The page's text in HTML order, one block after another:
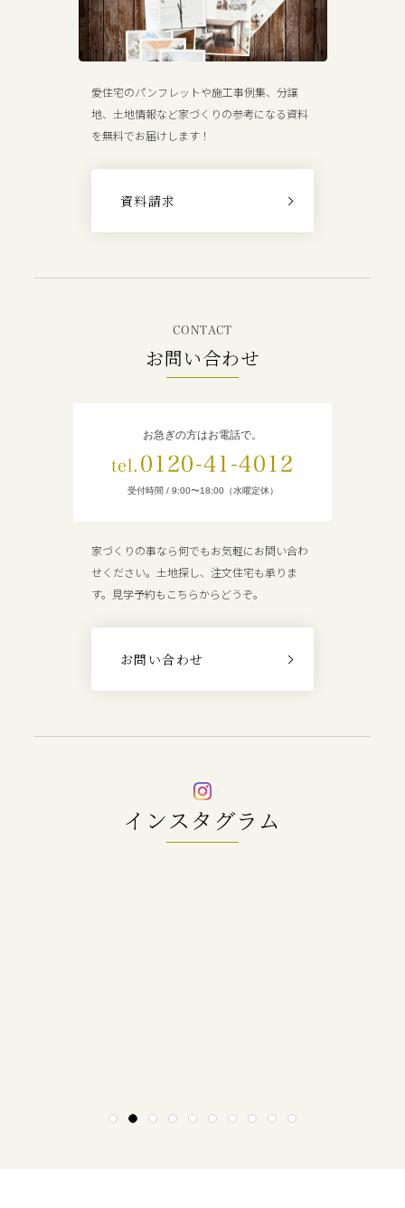
愛住宅のパンフレットや施工事例集、分譲
地、土地情報など家づくりの参考になる資料
を無料でお届けします！
資料請求
インスタグラム
1 2 3 4 5 6 7 8 9 10
CONTACT
お問い合わせ
お急ぎの方はお電話で。
tel. 0120-41-4012
受付時間 / 9:00〜18:00（水曜定休）
家づくりの事なら何でもお気軽にお問い合わ
せください。土地探し、注文住宅も承りま
す。見学予約もこちらからどうぞ。
お問い合わせ